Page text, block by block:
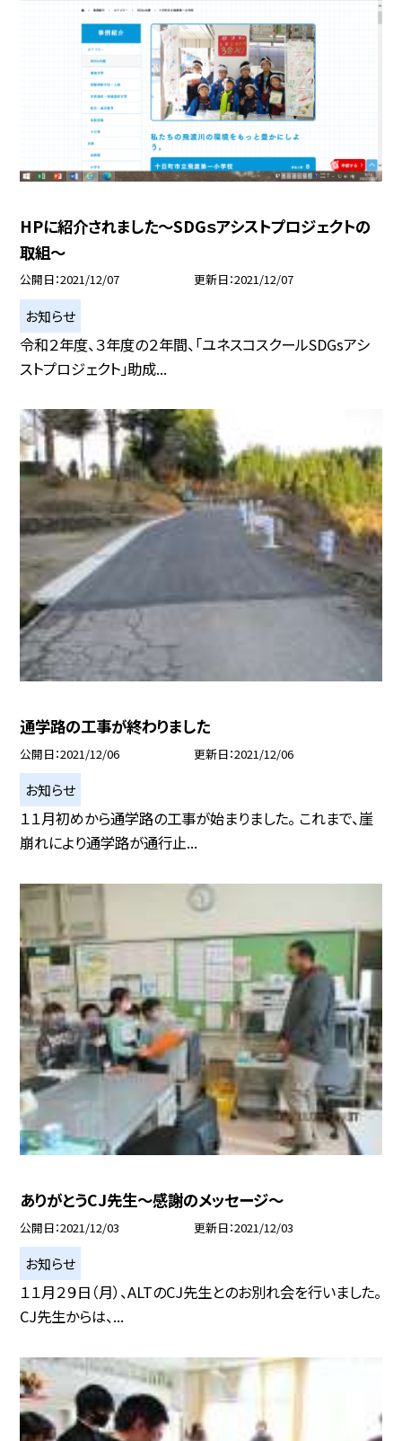
HPに紹介されました〜SDGｓアシストプロジェクトの
取組〜
公開日 2021/12/07 更新日 2021/12/07
お知らせ
令和２年度、３年度の２年間、「ユネスコスクールSDGsアシ
ストプロジェクト」助成...
通学路の工事が終わりました
公開日 2021/12/06 更新日 2021/12/06
お知らせ
１１月初めから通学路の工事が始まりました。 これまで、崖
崩れにより通学路が通行止...
ありがとうCJ先生〜感謝のメッセージ〜
公開日 2021/12/03 更新日 2021/12/03
お知らせ
１１月２９日（月）、ALTのCJ先生とのお別れ会を行いました。
CJ先生からは、...